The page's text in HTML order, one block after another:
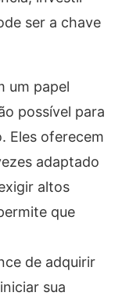
ser a chave
um papel
possível para
Eles oferecem
adaptado
altos
que
de adquirir
sua